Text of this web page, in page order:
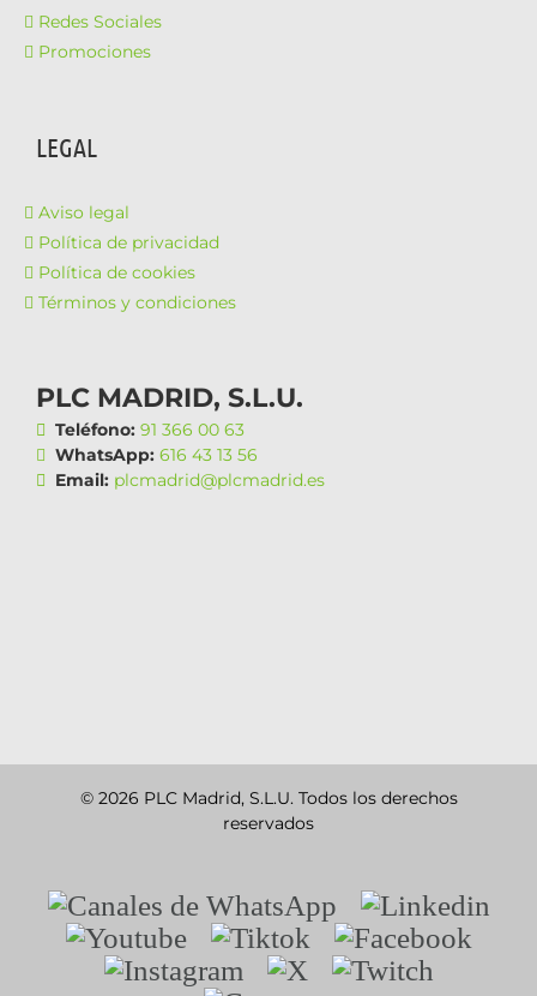
Redes Sociales
Promociones
LEGAL
Aviso legal
Política de privacidad
Política de cookies
Términos y condiciones
PLC MADRID, S.L.U.
Teléfono: 91 366 00 63
WhatsApp: 616 43 13 56
Email: plcmadrid@plcmadrid.es
© 2026 PLC Madrid, S.L.U. Todos los derechos
reservados
Canales
de
WhatsApp
Linkedin
Youtube
Tiktok
Facebook
Instagram
X
Twitch